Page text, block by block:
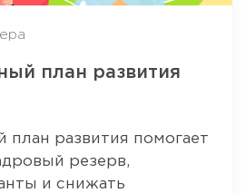
план развития
план развития помогает
резерв,
и снижать